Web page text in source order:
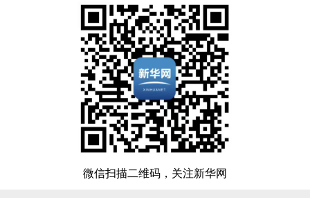
微信扫描二维码，关注新华网